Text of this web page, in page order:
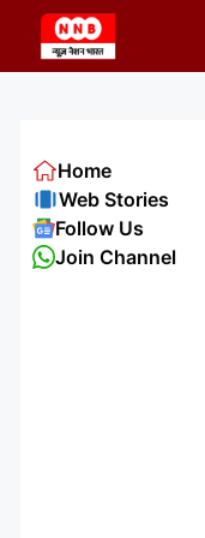
content
Home
Web Stories
Follow Us
Join Channel